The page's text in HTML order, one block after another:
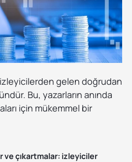
gelen doğrudan
Bu, yazarların anında
için mükemmel bir
çıkartmalar: izleyiciler